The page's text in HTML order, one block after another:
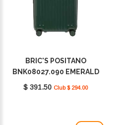
BRIC'S POSITANO
BNK08027.090 EMERALD
GREEN
$ 391.50 Club $ 294.00